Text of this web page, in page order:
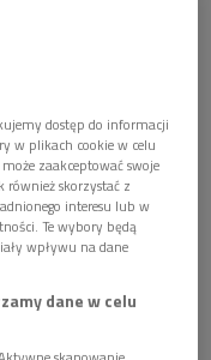
dostęp do informacji
w plikach cookie w celu
zaakceptować swoje
skorzystać z
interesu lub w
Te wybory będą
wpływu na dane
dane w celu